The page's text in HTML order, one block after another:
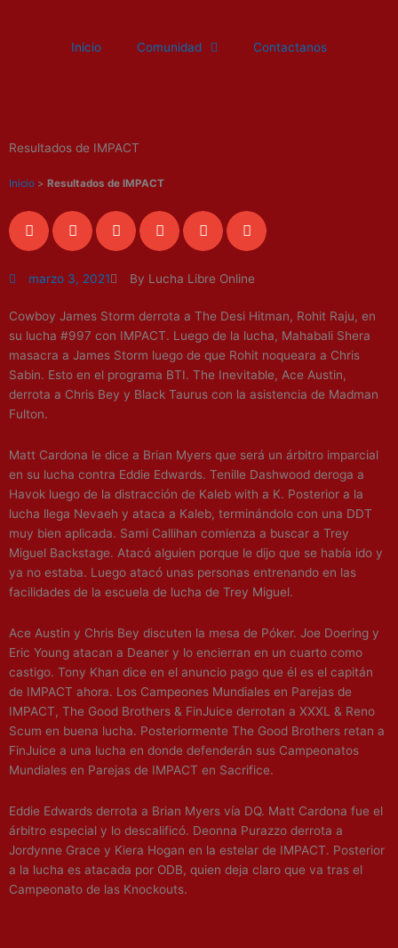
Inicio Comunidad Contactanos
Resultados de IMPACT
Inicio > Resultados de IMPACT
marzo 3, 2021 By Lucha Libre Online
Cowboy James Storm derrota a The Desi Hitman, Rohit Raju, en
su lucha #997 con IMPACT. Luego de la lucha, Mahabali Shera
masacra a James Storm luego de que Rohit noqueara a Chris
Sabin. Esto en el programa BTI. The Inevitable, Ace Austin,
derrota a Chris Bey y Black Taurus con la asistencia de Madman
Fulton.
Matt Cardona le dice a Brian Myers que será un árbitro imparcial
en su lucha contra Eddie Edwards. Tenille Dashwood deroga a
Havok luego de la distracción de Kaleb with a K. Posterior a la
lucha llega Nevaeh y ataca a Kaleb, terminándolo con una DDT
muy bien aplicada. Sami Callihan comienza a buscar a Trey
Miguel Backstage. Atacó alguien porque le dijo que se había ido y
ya no estaba. Luego atacó unas personas entrenando en las
facilidades de la escuela de lucha de Trey Miguel.
Ace Austin y Chris Bey discuten la mesa de Póker. Joe Doering y
Eric Young atacan a Deaner y lo encierran en un cuarto como
castigo. Tony Khan dice en el anuncio pago que él es el capitán
de IMPACT ahora. Los Campeones Mundiales en Parejas de
IMPACT, The Good Brothers & FinJuice derrotan a XXXL & Reno
Scum en buena lucha. Posteriormente The Good Brothers retan a
FinJuice a una lucha en donde defenderán sus Campeonatos
Mundiales en Parejas de IMPACT en Sacrifice.
Eddie Edwards derrota a Brian Myers vía DQ. Matt Cardona fue el
árbitro especial y lo descalificó. Deonna Purazzo derrota a
Jordynne Grace y Kiera Hogan en la estelar de IMPACT. Posterior
a la lucha es atacada por ODB, quien deja claro que va tras el
Campeonato de las Knockouts.